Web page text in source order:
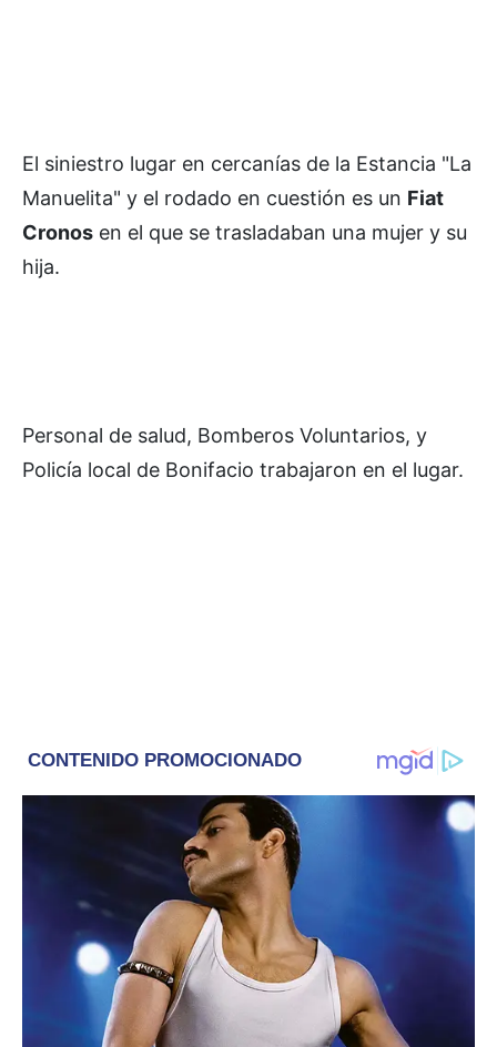
El siniestro lugar en cercanías de la Estancia "La
Manuelita" y el rodado en cuestión es un Fiat
Cronos en el que se trasladaban una mujer y su
hija.
Personal de salud, Bomberos Voluntarios, y
Policía local de Bonifacio trabajaron en el lugar.